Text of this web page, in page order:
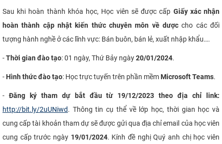
Sau khi hoàn thành khóa học, Học viên sẽ được cấp Giấy xác nhận
hoàn thành cập nhật kiến thức chuyên môn về dược cho các đối
tượng hành nghề ở các lĩnh vực: Bán buôn, bán lẻ, xuất nhập khẩu….
-Thời gian đào tạo: 01 ngày, Thứ Bảy ngày20/01/2024.
- Hình thức đào tạo: Học trực tuyến trên phần mềm Microsoft Teams.
-Đăngký tham dự bắt đầu từ 19/12/2023 theo địa chỉ link:
http://bit.ly/2uUNiwd. Thông tin cụ thể về lớp học, thời gian học và
cung cấp tài khoản tham dự sẽ được gửi qua địa chỉ email của học viên
cung cấp trước ngày 19/01/2024. Kính đề nghị Quý anh chị học viên